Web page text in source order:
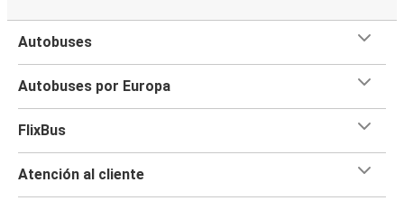
Autobuses
Autobuses por Europa
FlixBus
Atención al cliente